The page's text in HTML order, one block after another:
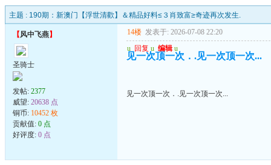
主题 : 190期：新澳门【浮世清歡】＆精品好料≤３肖致富≥奇迹再次发生.
【风中飞燕】
圣骑士
发帖: 2377
威望: 20638 点
铜币: 10452 枚
贡献值: 0 点
好评度: 0 点
14楼 发表于: 2026-07-08 22:20
u 回复 u 编辑 u
见一次顶一次．.见一次顶一次...
见一次顶一次．.见一次顶一次...